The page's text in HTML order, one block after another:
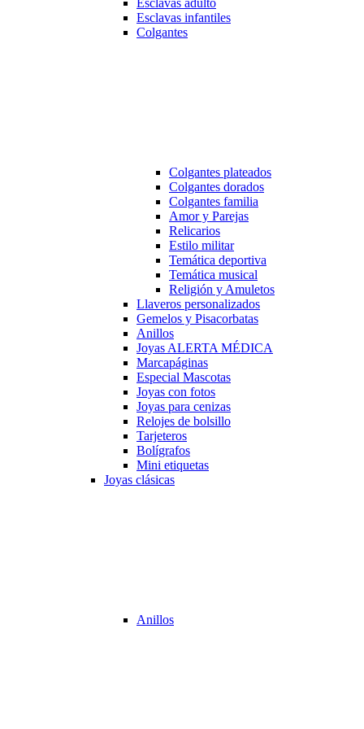
Esclavas infantiles
Colgantes
Colgantes plateados
Colgantes dorados
Colgantes familia
Amor y Parejas
Relicarios
Estilo militar
Temática deportiva
Temática musical
Religión y Amuletos
Llaveros personalizados
Gemelos y Pisacorbatas
Anillos
Joyas ALERTA MÉDICA
Marcapáginas
Especial Mascotas
Joyas con fotos
Joyas para cenizas
Relojes de bolsillo
Tarjeteros
Bolígrafos
Mini etiquetas
Joyas clásicas
Anillos